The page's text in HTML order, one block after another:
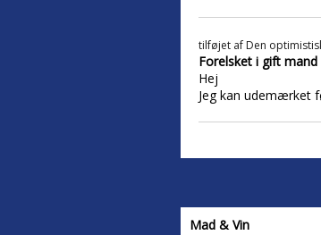
tilføjet af Den
Forelsket i gift mand
Hej
Jeg kan udemærket
Mad & Vin